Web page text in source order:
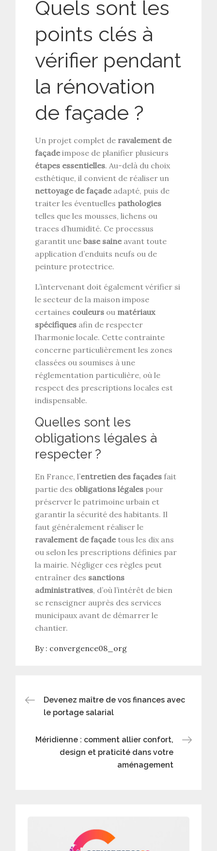
Quels sont les
points clés à
vérifier pendant
la rénovation
de façade ?
Un projet complet de ravalement de
façadeimpose de planifier plusieurs
étapes essentielles. Au-delà du choix
esthétique, il convient de réaliser un
nettoyage de façadeadapté, puis de
traiter les éventuelles pathologies
telles que les mousses, lichens ou
traces d’humidité. Ce processus
garantit unebase saineavant toute
application d’enduits neufs ou de
peinture protectrice.
L’intervenant doit également vérifier si
le secteur de la maison impose
certaines couleurs ou matériaux
spécifiques afin de respecter
l’harmonie locale. Cette contrainte
concerne particulièrement les zones
classées ou soumises à une
réglementation particulière, où le
respect des prescriptions locales est
indispensable.
Quelles sont les
obligations légales à
respecter ?
En France, l’entretien des façades fait
partie des obligations légales pour
préserver le patrimoine urbain et
garantir la sécurité des habitants. Il
faut généralement réaliser le
ravalement de façadetous les dix ans
ou selon les prescriptions définies par
la mairie. Négliger ces règles peut
entraîner des sanctions
administratives, d’où l’intérêt de bien
se renseigner auprès des services
municipaux avant de démarrer le
chantier.
By : convergence08_org
Navigation
l’article
Devenez maître de vos finances avec
le portage salarial
Méridienne : comment allier confort,
design et praticité dans votre
aménagement